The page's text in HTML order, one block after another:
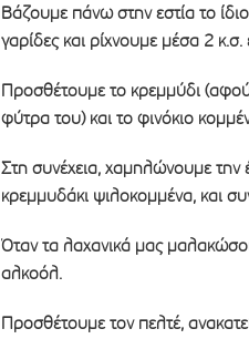
Βάζουμε πάνω στην εστία το
γαρίδες και ρίχνουμε μέσα 2
Προσθέτουμε το κρεμμύδι
φύτρα του) και το φινόκιο
Στη συνέχεια, χαμηλώνουμε την
κρεμμυδάκι ψιλοκομμένα, και
Όταν τα λαχανικά μας
αλκοόλ.
Προσθέτουμε τον πελτέ,